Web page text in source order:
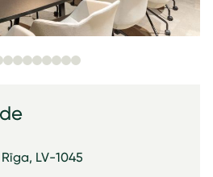
LV-1045